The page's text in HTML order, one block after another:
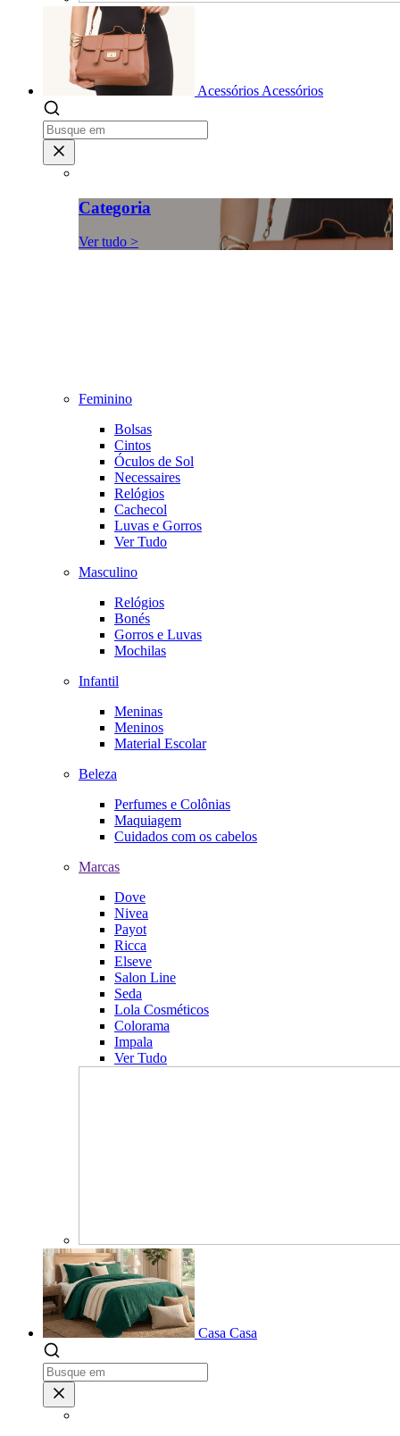
Acessórios Acessórios
Categoria
Ver tudo >
Feminino
Bolsas
Cintos
Óculos de Sol
Necessaires
Relógios
Cachecol
Luvas e Gorros
Ver Tudo
Masculino
Relógios
Bonés
Gorros e Luvas
Mochilas
Infantil
Meninas
Meninos
Material Escolar
Beleza
Perfumes e Colônias
Maquiagem
Cuidados com os cabelos
Marcas
Dove
Nivea
Payot
Ricca
Elseve
Salon Line
Seda
Lola Cosméticos
Colorama
Impala
Ver Tudo
Casa Casa